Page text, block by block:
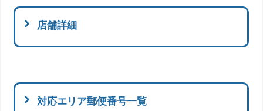
店舗詳細
対応エリア郵便番号一覧